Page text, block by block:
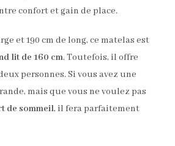
confort et gain de place.
et 190 cm de long, ce matelas est
lit de 160 cm. Toutefois, il offre
personnes. Si vous avez une
mais que vous ne voulez pas
de sommeil, il fera parfaitement